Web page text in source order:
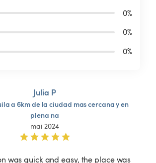
0%
0%
0%
Julia P
a 6kmde la ciudad mascercanayen
plena na
mai 2024
was quick and easy, the place was